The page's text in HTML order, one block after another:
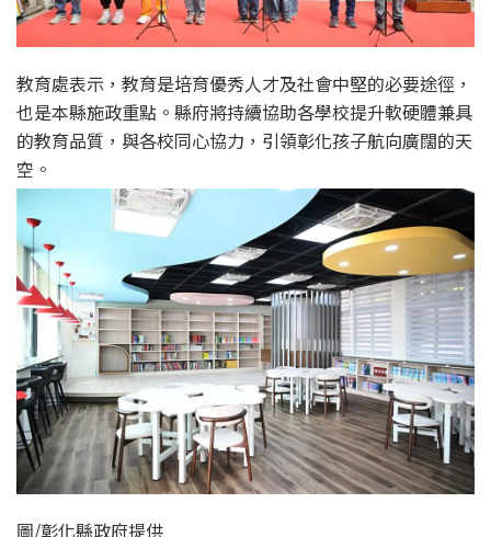
教育處表示，教育是培育優秀人才及社會中堅的必要途徑，
也是本縣施政重點。縣府將持續協助各學校提升軟硬體兼具
的教育品質，與各校同心協力，引領彰化孩子航向廣闊的天
空。
圖/彰化縣政府提供